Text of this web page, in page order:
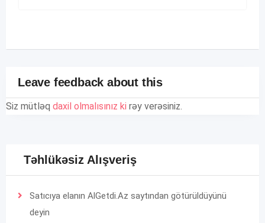
Leave feedback about this
Siz mütləq daxil olmalısınız ki rəy verəsiniz.
Təhlükəsiz Alışveriş
Satıcıya elanın AlGetdi.Az saytından götürüldüyünü
deyin